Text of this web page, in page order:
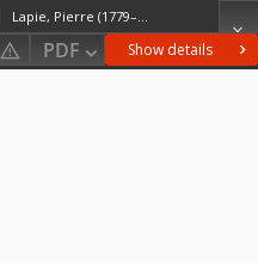
Show details
PDF
Lapie, Pierre (1779–1850)Lapie, Alexandre Émille